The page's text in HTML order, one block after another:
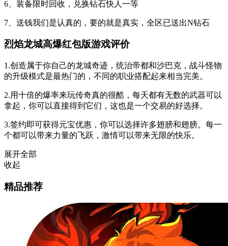
6、装备限时回收，兑换钻石快人一等
7、送钱我们是认真的，要的就是真实，全区已送出N钻石
烈焰龙城高爆红包版游戏评价
1.创造属于你自己的龙城奇迹，统治帝都和沙巴克，战斗怪物
的升级模式是最热门的，不同的职业搭配起来相当完美。
2.用十倍的爆率来玩传奇真的很酷，每天都有无数的武器可以
拿起，你可以直接得到它们，这也是一个交易的好选择。
3.签约即可获得元宝优惠，你可以选择许多翅膀和翅膀。每一
个都可以带来力量的飞跃，激情可以带来无限的快乐。
展开全部
收起
精品推荐